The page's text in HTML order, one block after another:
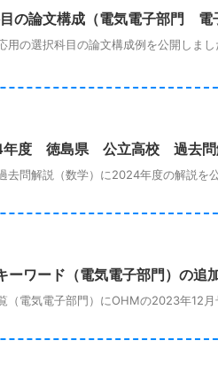
目の論文構成（電気電子部門 電
の選択科目の論文構成例を公開しま
年度 徳島県 公立高校 過去問
解説（数学）に2024年度の解説を公
ーワード（電気電子部門）の追
電気電子部門）にOHMの2023年12